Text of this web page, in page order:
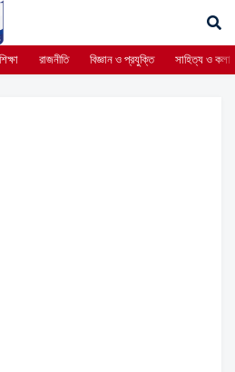
শিক্ষা রাজনীতি বিজ্ঞান ও প্রযুক্তি সাহিত্য ও কলা